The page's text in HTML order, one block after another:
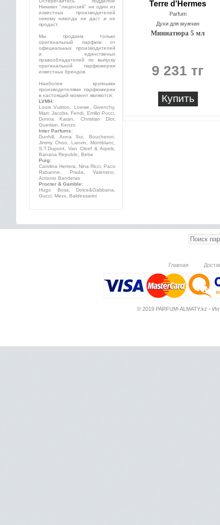
Terre d'Hermes
Parfum
Духи для мужчин
Миниатюра 5 мл
9 231 тг
Купить
Никаких "лицензий" ни один из
известных производителей
никому никогда не даст и не
продаст.
Мы продаем только
оригинальный парфюм от
официальных производителей
и единственых
правообладателей по выпуску
оригинальной парфюмерии
известных брендов.
Наиболее крупными
производителями парфюмерии
в настоящий момент являются:
LVMH:
Louis Vuitton, Loewe, Givenchy,
Marc Jacobs, Fendi, Emilio Pucci,
Donna Karan, Christian Dior,
Guerlain, Kenzo
Inter Parfums:
Dunhill, Anna Sui, Boucheron,
Jimmy Choo, Lanvin, Montblanc,
S.T.Dupont, Van Cleef & Arpels,
Banana Republic, Bebe
Puig:
Carolina Herrera, Nina Ricci, Paco
Rabanne, Prada, Valentino,
Antonio Banderas
Procter & Gamble:
Hugo Boss, Dolce&Gabbana,
Gucci, Mexx, Baldessarini
Главная
© 2019 PARFUM-ALMATY.kz -